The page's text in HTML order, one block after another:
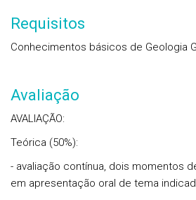
Requisitos
Conhecimentos básicos de Geologia
Avaliação
AVALIAÇÃO:
Teórica (50%):
- avaliação contínua, dois momentos
em apresentação oral de tema